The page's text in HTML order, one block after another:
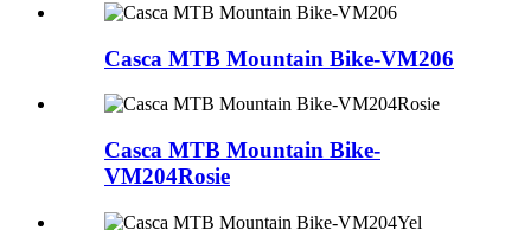
Casca MTB Mountain Bike-VM206
Casca MTB Mountain Bike-
VM204Rosie